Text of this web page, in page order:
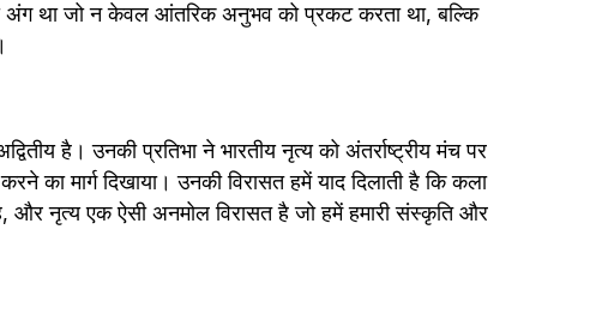
अंग था जो न केवल आंतरिक अनुभव को प्रकट करता था, बल्कि
है। उनकी प्रतिभा ने भारतीय नृत्य को अंतर्राष्ट्रीय मंच पर
का मार्ग दिखाया। उनकी विरासत हमें याद दिलाती है कि कला
और नृत्य एक ऐसी अनमोल विरासत है जो हमें हमारी संस्कृति और